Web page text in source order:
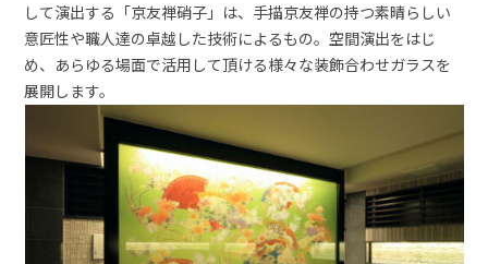
して演出する「京友禅硝子」は、手描京友禅の持つ素晴らしい
意匠性や職人達の卓越した技術によるもの。空間演出をはじ
め、あらゆる場面で活用して頂ける様々な装飾合わせガラスを
展開します。